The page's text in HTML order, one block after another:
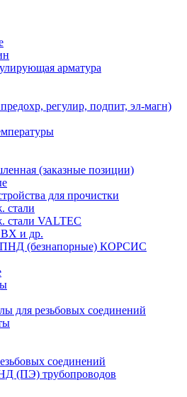
арматура
регулир, подпит, эл-магн)
(заказные позиции)
для прочистки
стали
стали VALTEC
и др.
ПНД (безнапорные) КОРСИС
для резьбовых соединений
соединений
(ПЭ) трубопроводов